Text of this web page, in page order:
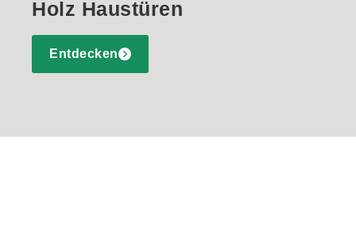
Holz Haustüren
Entdecken